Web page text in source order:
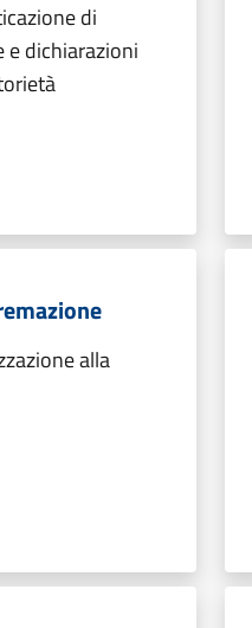
di
dichiarazioni
alla